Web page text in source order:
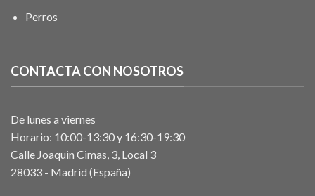
Perros
CONTACTA CON NOSOTROS
De lunes a viernes
Horario: 10:00-13:30 y 16:30-19:30
Calle Joaquin Cimas, 3, Local 3
28033 - Madrid (España)